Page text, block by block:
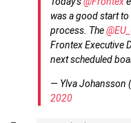
was a good start
process. The
Frontex Executive
next scheduled
— Ylva Johansson
2020